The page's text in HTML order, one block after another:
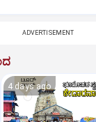
ADVERTISEMENT
4 days ago